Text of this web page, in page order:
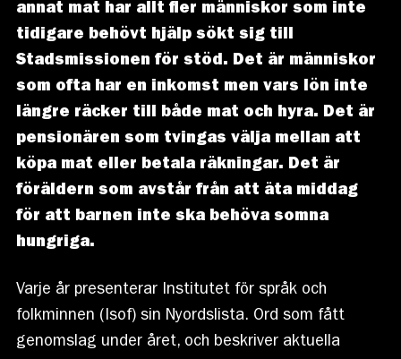
annat mat har allt fler människor som inte
tidigare behövt hjälp sökt sig till
Stadsmissionen för stöd. Det är människor
som ofta har en inkomst men vars lön inte
längre räcker till både mat och hyra. Det är
pensionären som tvingas välja mellan att
köpa mat eller betala räkningar. Det är
föräldern som avstår från att äta middag
för att barnen inte ska behöva somna
hungriga.
Varje år presenterar Institutet för språk och
folkminnen (Isof) sin Nyordslista. Ord som fått
genomslag under året, och beskriver aktuella